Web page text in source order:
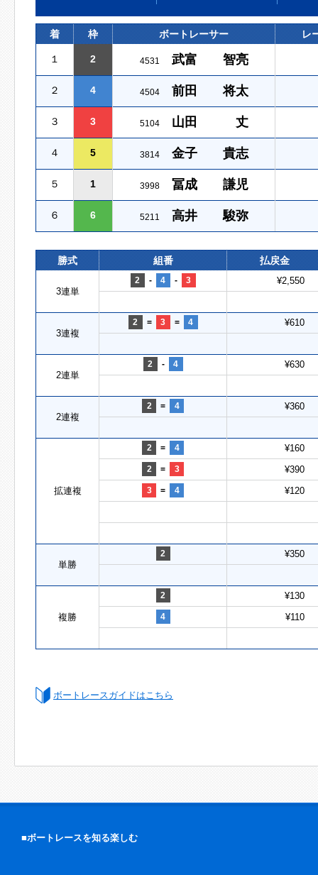
着 枠 ボートレーサー レ
１ 2 4531 武富 智亮
２ 4 4504 前田 将太
３ 3 5104 山田 丈
４ 5 3814 金子 貴志
５ 1 3998 冨成 謙児
６ 6 5211 高井 駿弥
勝式 組番 払戻金
3連単
2 - 4 - 3 ¥2,550
3連複
2 = 3 = 4 ¥610
2連単
2 - 4 ¥630
2連複
2 = 4 ¥360
拡連複
2 = 4 ¥160
2 = 3 ¥390
3 = 4 ¥120
単勝
2 ¥350
複勝
2 ¥130
4 ¥110
ボートレースガイドはこちら
■ボートレースを知る楽しむ